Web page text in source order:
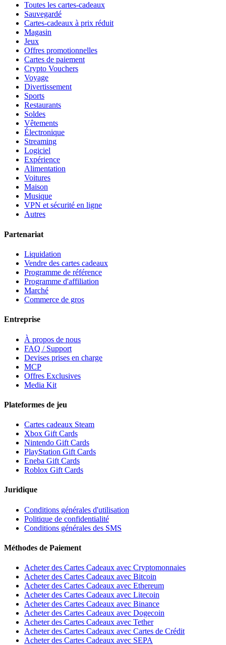
Toutes les cartes-cadeaux
Sauvegardé
Cartes-cadeaux à prix réduit
Magasin
Jeux
Offres promotionnelles
Cartes de paiement
Crypto Vouchers
Voyage
Divertissement
Sports
Restaurants
Soldes
Vêtements
Électronique
Streaming
Logiciel
Expérience
Alimentation
Voitures
Maison
Musique
VPN et sécurité en ligne
Autres
Partenariat
Liquidation
Vendre des cartes cadeaux
Programme de référence
Programme d'affiliation
Marché
Commerce de gros
Entreprise
À propos de nous
FAQ / Support
Devises prises en charge
MCP
Offres Exclusives
Media Kit
Plateformes de jeu
Cartes cadeaux Steam
Xbox Gift Cards
Nintendo Gift Cards
PlayStation Gift Cards
Eneba Gift Cards
Roblox Gift Cards
Juridique
Conditions générales d'utilisation
Politique de confidentialité
Conditions générales des SMS
Méthodes de Paiement
Acheter des Cartes Cadeaux avec Cryptomonnaies
Acheter des Cartes Cadeaux avec Bitcoin
Acheter des Cartes Cadeaux avec Ethereum
Acheter des Cartes Cadeaux avec Litecoin
Acheter des Cartes Cadeaux avec Binance
Acheter des Cartes Cadeaux avec Dogecoin
Acheter des Cartes Cadeaux avec Tether
Acheter des Cartes Cadeaux avec Cartes de Crédit
Acheter des Cartes Cadeaux avec SEPA